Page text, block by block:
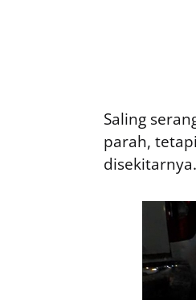
Saling
parah,
disekitarnya.